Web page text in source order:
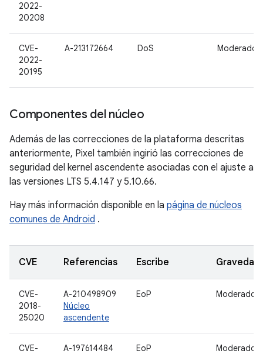
2022-
20208
CVE-
2022-
20195
A-213172664 DoS Moderado
Componentes del núcleo
Además de las correcciones de la plataforma descritas
anteriormente, Pixel también ingirió las correcciones de
seguridad del kernel ascendente asociadas con el ajuste a
las versiones LTS 5.4.147 y 5.10.66.
Hay más información disponible en la página de núcleos
comunes de Android .
CVE Referencias Escribe Gravedad
CVE-
2018-
25020
A-210498909
Núcleo
ascendente
EoP Moderado
CVE-
A-197614484
EoP Moderado